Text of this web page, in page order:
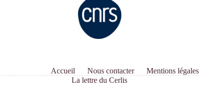
Accueil Nous contacter
Mentions légales
La lettre du Cerlis